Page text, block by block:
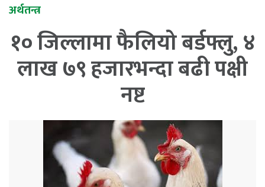
अर्थतन्त्र
१० जिल्लामा फैलियो बर्डफ्लु, ४
लाख ७९ हजारभन्दा बढी पक्षी
नष्ट